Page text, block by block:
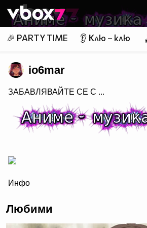
👾
🎉 PARTY TIME 👂 Клю – клю
io6mar
ЗАБАВЛЯВАЙТЕ СЕ С ...
заповядайте в Аниме - музика и
Инфо
Любими